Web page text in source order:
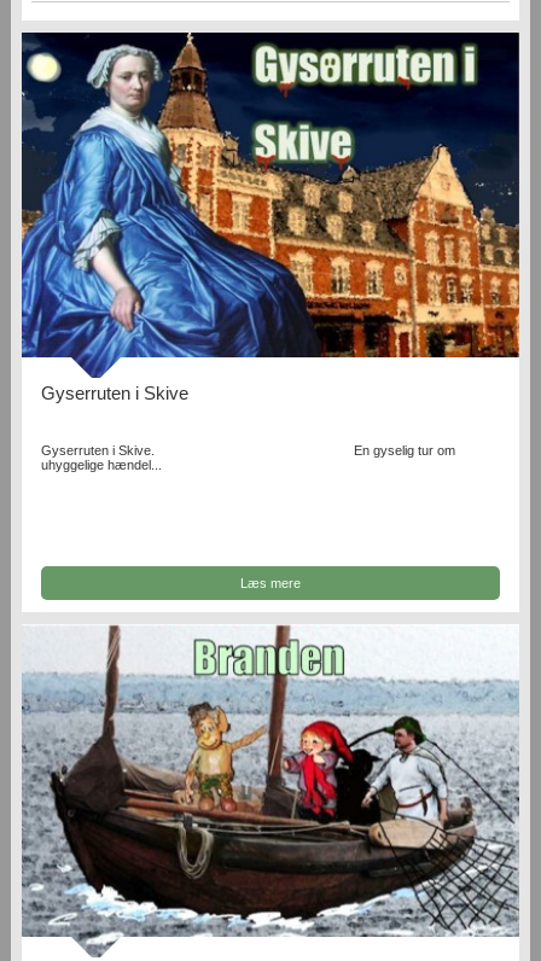
Gyserruten i Skive
Gyserruten i Skive. En gyselig tur om
uhyggelige hændel...
Læs mere